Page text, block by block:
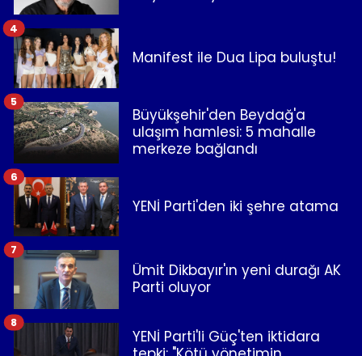
Manifest ile Dua Lipa buluştu!
4
Büyükşehir'den Beydağ'a
ulaşım hamlesi: 5 mahalle
merkeze bağlandı
5
YENİ Parti'den iki şehre atama
6
Ümit Dikbayır'ın yeni durağı AK
Parti oluyor
7
YENİ Parti'li Güç'ten iktidara
8